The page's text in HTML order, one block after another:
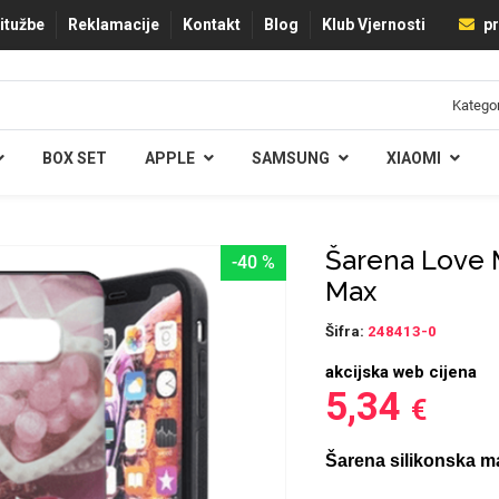
Reklamacije Kontakt Blog Klub Vjernosti
BOX SET APPLE SAMSUNG XIAOMI
-40 %
Šarena Love
Max
Šifra: 248413-0
akcijska web cijena
5,34 €
Šarena silikonska